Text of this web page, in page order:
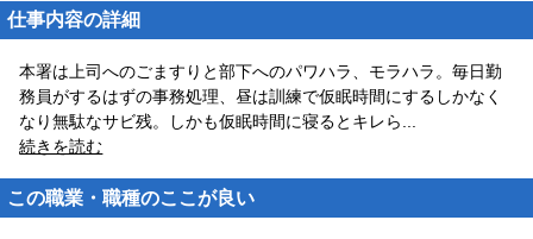
仕事内容の詳細
本署は上司へのごますりと部下へのパワハラ、モラハラ。毎日勤
務員がするはずの事務処理、昼は訓練で仮眠時間にするしかなく
なり無駄なサビ残。しかも仮眠時間に寝るとキレら
続きを読む
この職業・職種のここが良い